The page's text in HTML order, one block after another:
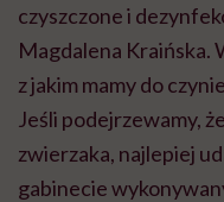
czyszczone i
Magdalena Kraińska.
z jakim mamy do
Jeśli podejrzewamy,
zwierzaka, najlepiej
gabinecie